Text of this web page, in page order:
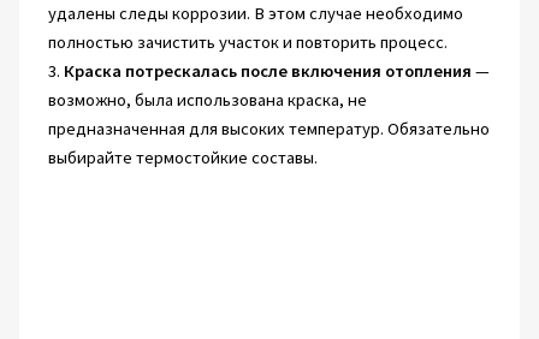
удалены следы коррозии. В этом случае необходимо
полностью зачистить участок и повторить процесс.
3. Краска потрескалась после включения отопления —
возможно, была использована краска, не
предназначенная для высоких температур. Обязательно
выбирайте термостойкие составы.